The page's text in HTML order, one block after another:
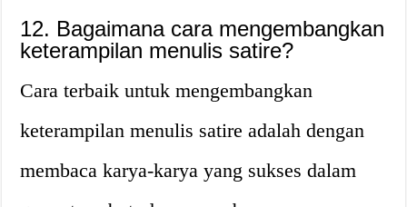
12. Bagaimana cara mengembangkan
keterampilan menulis satire?
Cara terbaik untuk mengembangkan
keterampilan menulis satire adalah dengan
membaca karya-karya yang sukses dalam